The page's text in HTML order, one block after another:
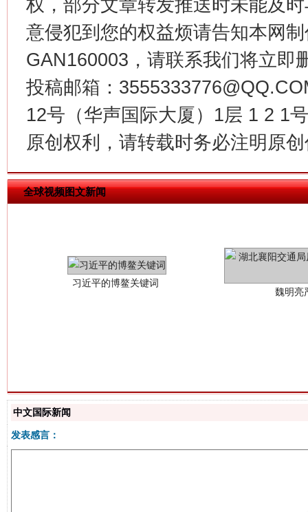
权，部分文章转发推送时未能及
意侵犯到您的权益烦请告知本网
GAN160003，请联系我们将立即
投稿邮箱：
12号（华声国际大厦）1层 1 2 1
原创权利，请转载时务必注明原
全球视频图文新闻
在谋一域中谋全局
今
习近平的博鳌关键词
魏明亮
“刷贴”乱象丛生
中文国际新闻
发表感言：